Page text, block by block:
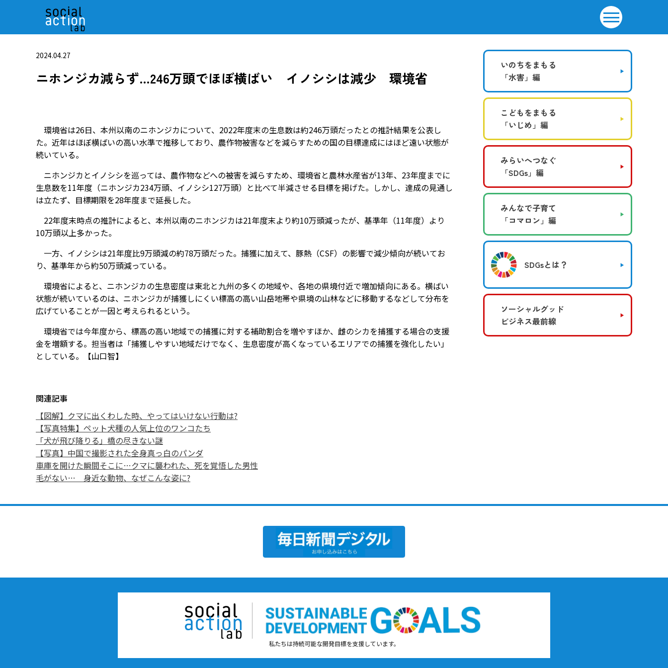
2024.04.27
ニホンジカ減らず…246万頭でほぼ横ばい イノシシは減少 環境省
環境省は26日、本州以南のニホンジカについて、2022年度末の生息数は約246万頭だったとの推計結果を公表し
た。近年はほぼ横ばいの高い水準で推移しており、農作物被害などを減らすための国の目標達成にはほど遠い状態が
続いている。
ニホンジカとイノシシを巡っては、農作物などへの被害を減らすため、環境省と農林水産省が13年、23年度までに
生息数を11年度（ニホンジカ234万頭、イノシシ127万頭）と比べて半減させる目標を掲げた。しかし、達成の見通し
は立たず、目標期限を28年度まで延長した。
22年度末時点の推計によると、本州以南のニホンジカは21年度末より約10万頭減ったが、基準年（11年度）より
10万頭以上多かった。
一方、イノシシは21年度比9万頭減の約78万頭だった。捕獲に加えて、豚熱（CSF）の影響で減少傾向が続いてお
り、基準年から約50万頭減っている。
環境省によると、ニホンジカの生息密度は東北と九州の多くの地域や、各地の県境付近で増加傾向にある。横ばい
状態が続いているのは、ニホンジカが捕獲しにくい標高の高い山岳地帯や県境の山林などに移動するなどして分布を
広げていることが一因と考えられるという。
環境省では今年度から、標高の高い地域での捕獲に対する補助割合を増やすほか、雌のシカを捕獲する場合の支援
金を増額する。担当者は「捕獲しやすい地域だけでなく、生息密度が高くなっているエリアでの捕獲を強化したい」
としている。【山口智】
関連記事
【図解】クマに出くわした時、やってはいけない行動は?
【写真特集】ペット犬種の人気上位のワンコたち
「犬が飛び降りる」橋の尽きない謎
【写真】中国で撮影された全身真っ白のパンダ
車庫を開けた瞬間そこに…クマに襲われた、死を覚悟した男性
毛がない… 身近な動物、なぜこんな姿に?
いのちをまもる
「水害」編
こどもをまもる
「いじめ」編
みらいへつなぐ
「SDGs」編
みんなで子育て
「コマロン」編
SDGsとは？
ソーシャルグッド
ビジネス最前線
私たちは持続可能な開発目標を支援しています。